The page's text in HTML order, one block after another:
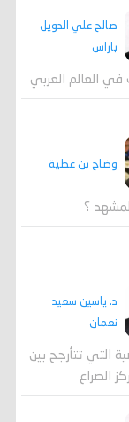
صالح علي الدويل
باراس
في العالم العربي
وضاح بن عطية
؟
د. ياسين سعيد
نعمان
التي تتأرجح بين
الصراع